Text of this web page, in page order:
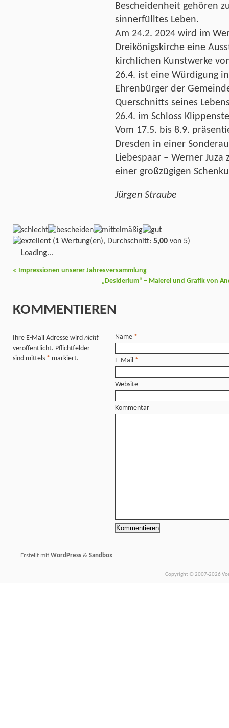
Bescheidenheit gehören
sinnerfülltes Leben.
Am 24.2. 2024 wird im
Dreikönigskirche eine
kirchlichen Kunstwerke
26.4. ist eine Würdigung
Ehrenbürger der
Querschnitts seines
26.4. im Schloss
Vom 17.5. bis 8.9.
Dresden in einer
Liebespaar – Werner
einer großzügigen
Jürgen Straube
(1 Wertung(en), Durchschnitt: 5,00 von 5)
Loading...
« Impressionen unserer Jahresversammlung
„Desiderium“ – Malerei und Grafik von
KOMMENTIEREN
Ihre E-Mail Adresse wird nicht
veröffentlicht. Pflichtfelder
sind mittels * markiert.
Name *
E-Mail *
Website
Kommentar
Erstellt mit WordPress & Sandbox
Copyright © 2007-2026